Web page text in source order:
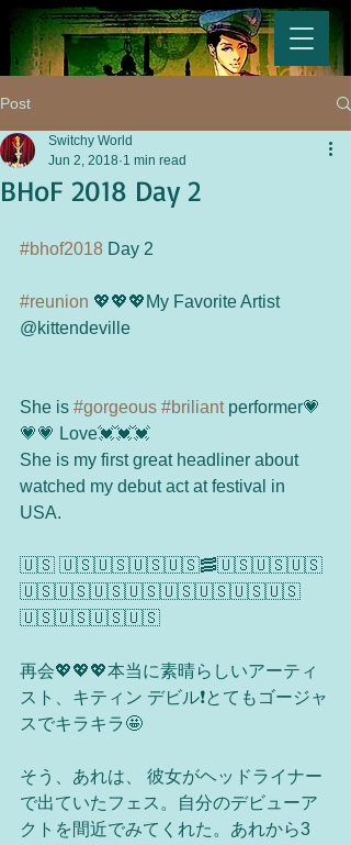
Post
BHoF 2018 Day 2
Switchy World
Jun 2, 2018 1 min read
#bhof2018 Day 2
#reunion 💖💖💖My Favorite Artist
@kittendeville
She is #gorgeous #briliant performer💗
💗💗 Love💓💓💓
She is my first great headliner about
watched my debut act at festival in
USA.
🇺🇸 🇺🇸🇺🇸🇺🇸🇺🇸🥓🇺🇸🇺🇸🇺🇸
🇺🇸🇺🇸🇺🇸🇺🇸🇺🇸🇺🇸🇺🇸🇺🇸
🇺🇸🇺🇸🇺🇸🇺🇸
再会💖💖💖本当に素晴らしいアーティ
スト、キティン デビル❗️とてもゴージャ
スでキラキラ🤩
そう、あれは、 彼女がヘッドライナー
で出ていたフェス。自分のデビューア
クトを間近でみてくれた。あれから3